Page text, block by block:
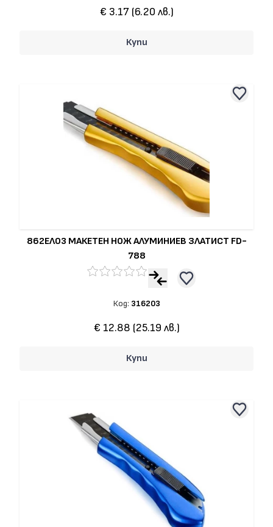
€ 3.17 (6.20 лв.)
Купи
862ЕЛ03 МАКЕТЕН НОЖ АЛУМИНИЕВ ЗЛАТИСТ FD-
788
Код: 316203
€ 12.88 (25.19 лв.)
Купи